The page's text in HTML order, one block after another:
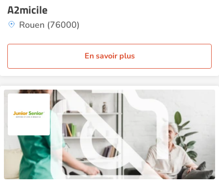
A2micile
Rouen (76000)
En savoir plus